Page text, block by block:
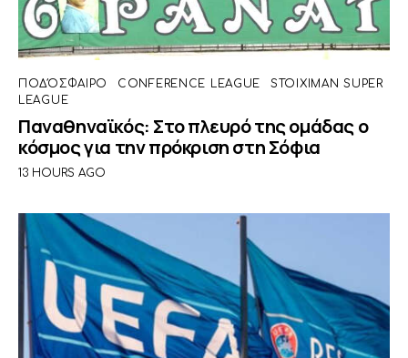
ΠΟΔΌΣΦΑΙΡΟ CONFERENCE LEAGUE
STOIXIMAN SUPER
LEAGUE
Παναθηναϊκός: Στο πλευρό της ομάδας ο
κόσμος για την πρόκριση στη Σόφια
13 HOURS AGO